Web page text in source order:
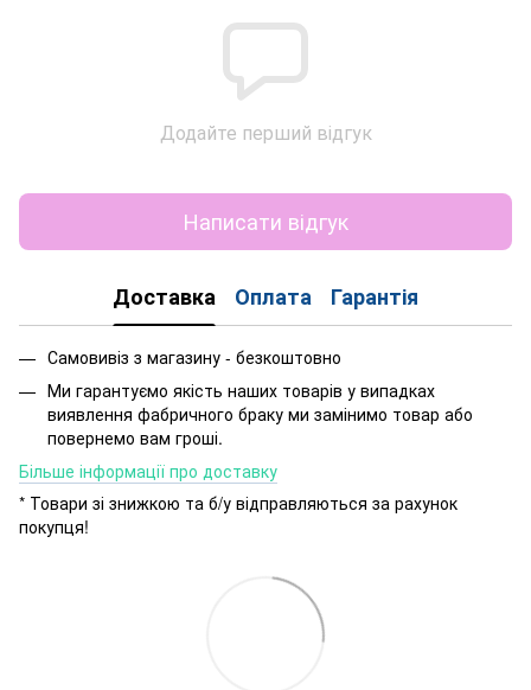
Додайте перший відгук
Написати відгук
Доставка Оплата Гарантія
Самовивіз з магазину - безкоштовно
Ми гарантуємо якість наших товарів у випадках
виявлення фабричного браку ми замінимо товар або
повернемо вам гроші.
Більше інформації про доставку
* Товари зі знижкою та б/у відправляються за рахунок
покупця!